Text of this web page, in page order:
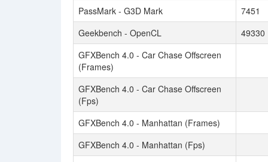
PassMark - G3D Mark
7451
Geekbench - OpenCL
49330
GFXBench 4.0 - Car Chase Offscreen
(Frames)
GFXBench 4.0 - Car Chase Offscreen
(Fps)
GFXBench 4.0 - Manhattan (Frames)
GFXBench 4.0 - Manhattan (Fps)